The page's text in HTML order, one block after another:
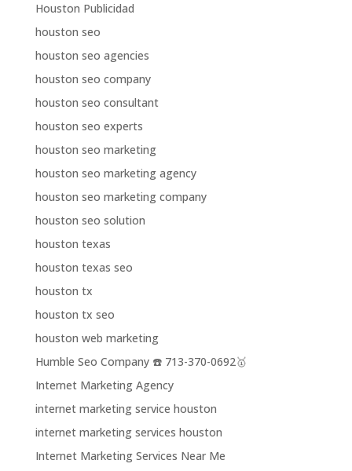
Houston Publicidad
houston seo
houston seo agencies
houston seo company
houston seo consultant
houston seo experts
houston seo marketing
houston seo marketing agency
houston seo marketing company
houston seo solution
houston texas
houston texas seo
houston tx
houston tx seo
houston web marketing
Humble Seo Company ☎️ 713-370-0692🥇
Internet Marketing Agency
internet marketing service houston
internet marketing services houston
Internet Marketing Services Near Me